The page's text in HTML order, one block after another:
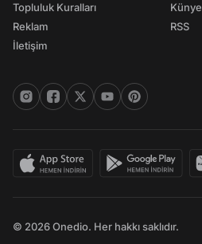
Topluluk Kuralları
Reklam
İletişim
Künye
RSS
© 2026 Onedio. Her hakkı saklıdır.